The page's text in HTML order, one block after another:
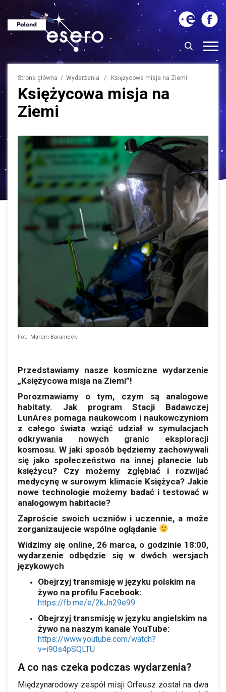
Strona główna / Wydarzenia / Księżycowa misja na Ziemi
Księżycowa misja na
Ziemi
Fot.: Marcin Baraniecki
Przedstawiamy nasze kosmiczne wydarzenie
„Księżycowa misja na Ziemi”!
Porozmawiamy o tym, czym są analogowe
habitaty. Jak program Stacji Badawczej
LunAres pomaga naukowcom i naukowczyniom
z całego świata wziąć udział w symulacjach
odkrywania nowych granic eksploracji
kosmosu. W jaki sposób będziemy zachowywali
się jako społeczeństwo na innej planecie lub
księżycu? Czy możemy zgłębiać i rozwijać
medycynę w surowym klimacie Księżyca? Jakie
nowe technologie możemy badać i testować w
analogowym habitacie?
Zaproście swoich uczniów i uczennie, a może
zorganizaujecie wspólne oglądanie
Widzimy się online, 26 marca, o godzinie 18:00,
wydarzenie odbędzie się w dwóch wersjach
językowych
Obejrzyj transmisję w języku polskim na
żywo na profilu Facebook:
https://fb.me/e/2kJn29e99
Obejrzyj transmisję w języku angielskim na
żywo na naszym kanale YouTube:
https://www.youtube.com/watch?
v=i90s4pSQLTU
A co nas czeka podczas wydarzenia?
Międzynarodowy zespół misji Orfeusz został na dwa